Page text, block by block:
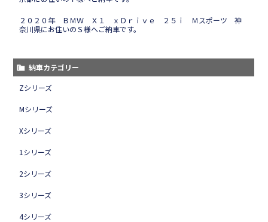
２０２０年 ＢＭＷ Ｘ１ ｘＤｒｉｖｅ ２５ｉ Ｍスポーツ 神
奈川県にお住いのＳ様へご納車です。
納車カテゴリー
Zシリーズ
Mシリーズ
Xシリーズ
1シリーズ
2シリーズ
3シリーズ
4シリーズ